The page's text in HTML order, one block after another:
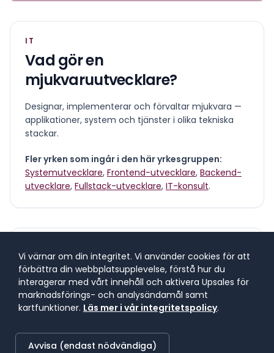
IT
Vad gör en
mjukvaruutvecklare?
Designar, implementerar och förvaltar mjukvara —
applikationer, system och tjänster i olika tekniska
stackar.
Fler yrken som ingår i den här yrkesgruppen:
Systemutvecklare, Frontend-utvecklare, Backend-
utvecklare, Fullstack-utvecklare, IT-konsult.
Vad tjänar en
mjukvaruutvecklare?
Lönespann för yrkesgruppen
av lönerna i yrket ligger. 25 % tjänar mindre, 25 %
tjänar mer. Median markerar mittpunkten.
Vi värnar om din integritet. Vi använder cookies för att
förbättra din webbplatsupplevelse, förstå hur du
interagerar med vårt innehåll och aktivera Upsales för
marknadsförings- och analysändamål samt
kartfunktioner. Läs mer i vår integritetspolicy.
Avvisa (endast nödvändiga)